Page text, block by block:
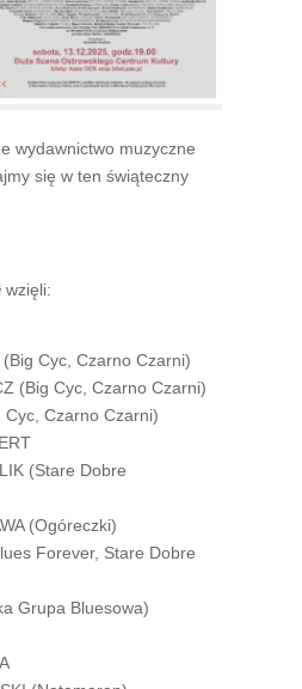
wydawnictwo muzyczne
się w ten świąteczny
wzięli:
Cyc, Czarno Czarni)
(Big Cyc, Czarno Czarni)
Cyc, Czarno Czarni)
(Stare Dobre
(Ogóreczki)
Forever, Stare Dobre
Grupa Bluesowa)